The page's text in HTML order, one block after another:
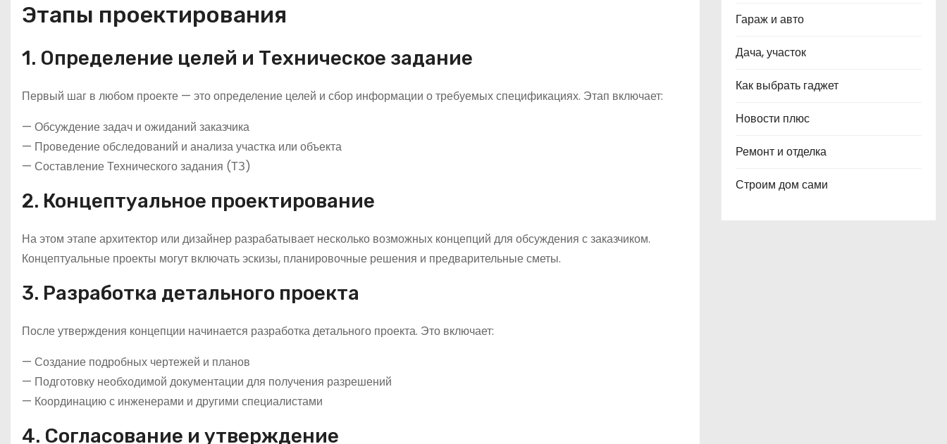
Этапы проектирования
1. Определение целей и Техническое задание
Первый шаг в любом проекте — это определение целей и сбор информации о требуемых спецификациях. Этап включает:
— Обсуждение задач и ожиданий заказчика
— Проведение обследований и анализа участка или объекта
— Составление Технического задания (ТЗ)
2. Концептуальное проектирование
На этом этапе архитектор или дизайнер разрабатывает несколько возможных концепций для обсуждения с заказчиком.
Концептуальные проекты могут включать эскизы, планировочные решения и предварительные сметы.
3. Разработка детального проекта
После утверждения концепции начинается разработка детального проекта. Это включает:
— Создание подробных чертежей и планов
— Подготовку необходимой документации для получения разрешений
— Координацию с инженерами и другими специалистами
4. Согласование и утверждение
Гараж и авто
Дача, участок
Как выбрать гаджет
Новости плюс
Ремонт и отделка
Строим дом сами